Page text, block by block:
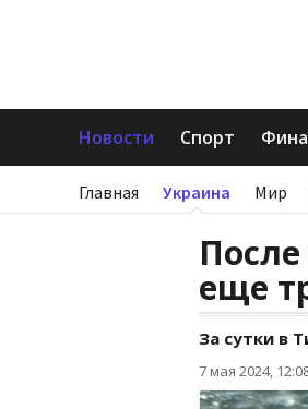
Новости Спорт
Главная Украина Мир
еще
За сутки в
7 мая 2024,